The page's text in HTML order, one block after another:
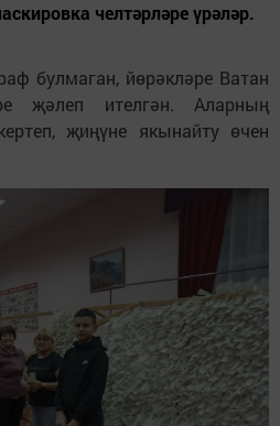
челтәрләре үрәләр.
булмаган, йөрәкләре Ватан
җәлеп ителгән. Аларның
җиңүне якынайту өчен